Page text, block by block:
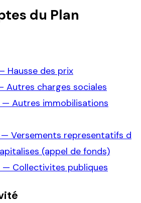
du Plan
Hausse des prix
Autres charges sociales
— Autres immobilisations
— Versements representatifs d
(appel de fonds)
— Collectivites publiques